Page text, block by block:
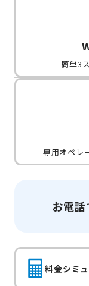
簡単3
専用オペレ
お電
料金シミ